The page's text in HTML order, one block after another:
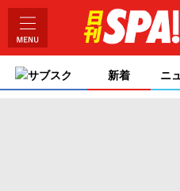
サブスク 新着 ニ